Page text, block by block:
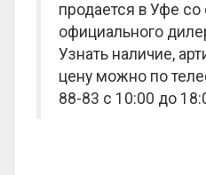
продается в Уфе со
официального
Узнать наличие,
цену можно по
88-83 с 10:00 до